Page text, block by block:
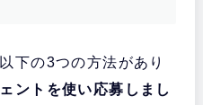
下の3つの方法があり
ントを使い応募しまし